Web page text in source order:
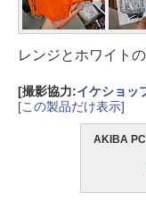
レンジとホワイト
[撮影協力:イケショッ
[この製品だけ表示]
AKIBA